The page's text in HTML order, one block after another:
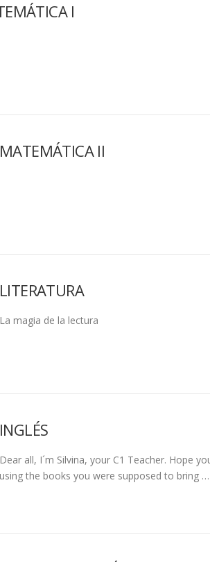
I
MATEMÁTICA II
LITERATURA
La magia de la lectura
INGLÉS
Dear all, I´m Silvina, your C1 Teacher. Hope
using the books you were supposed to bring …